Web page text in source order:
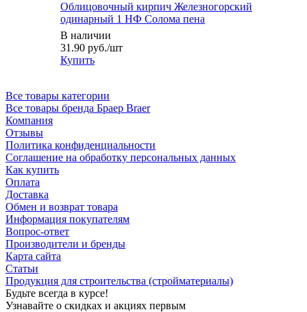
Облицовочный кирпич Железногорский
одинарный 1 НФ Солома пена
В наличии
31.90 руб./шт
Купить
Все товары категории
Все товары бренда Браер Braer
Компания
Отзывы
Политика конфиденциальности
Соглашение на обработку персональных данных
Как купить
Оплата
Доставка
Обмен и возврат товара
Информация покупателям
Вопрос-ответ
Производители и бренды
Карта сайта
Статьи
Продукция для строительства (стройматериалы)
Будьте всегда в курсе!
Узнавайте о скидках и акциях первым